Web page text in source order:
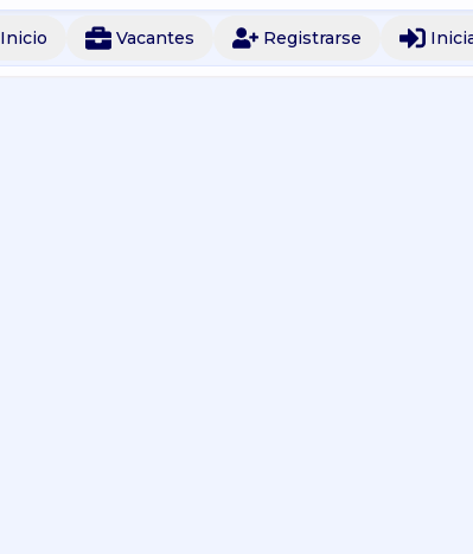
Inicio Vacantes Registrarse